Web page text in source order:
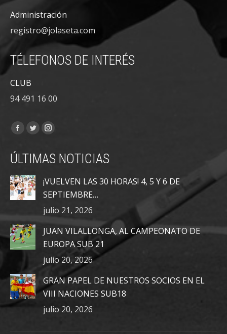
Administración
registro@jolaseta.com
TÉLEFONOS DE INTERÉS
CLUB
94 491 16 00
Encuéntranos en:
Facebook
opens
in
new
window
Twitter
opens
in
new
window
Instagram
opens
new
window
ÚLTIMAS NOTICIAS
¡VUELVEN LAS 30 HORAS! 4, 5 Y 6 DE
SEPTIEMBRE…
julio 21, 2026
JUAN VILALLONGA, AL CAMPEONATO DE
EUROPA SUB 21
julio 20, 2026
GRAN PAPEL DE NUESTROS SOCIOS EN EL
VIII NACIONES SUB18
julio 20, 2026